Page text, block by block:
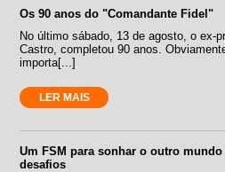
Os 90 anos do "Comandante Fidel"
No último sábado, 13 de agosto, o ex-
Castro, completou 90 anos.
importa[...]
LER MAIS
Um FSM para sonhar o outro
desafios